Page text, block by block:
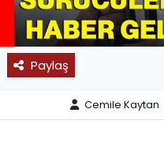
Paylaş
Cemile Kaytan